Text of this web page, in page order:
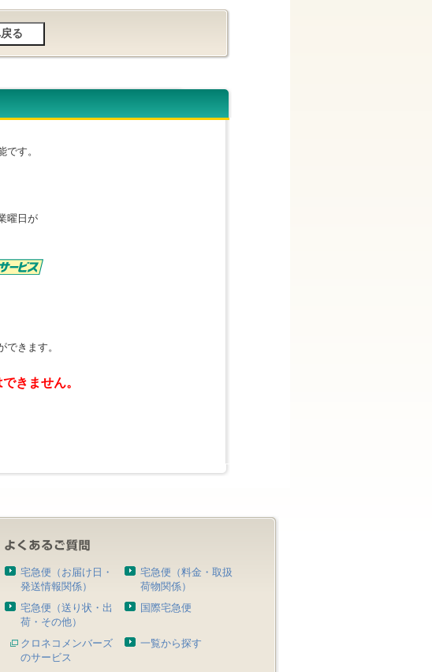
す。
曜日が
きます。
きません。
宅急便（お届け日・
発送情報関係）
宅急便（料金・取扱
荷物関係）
宅急便（送り状・出
荷・その他）
国際宅急便
クロネコメンバーズ
のサービス
一覧から探す